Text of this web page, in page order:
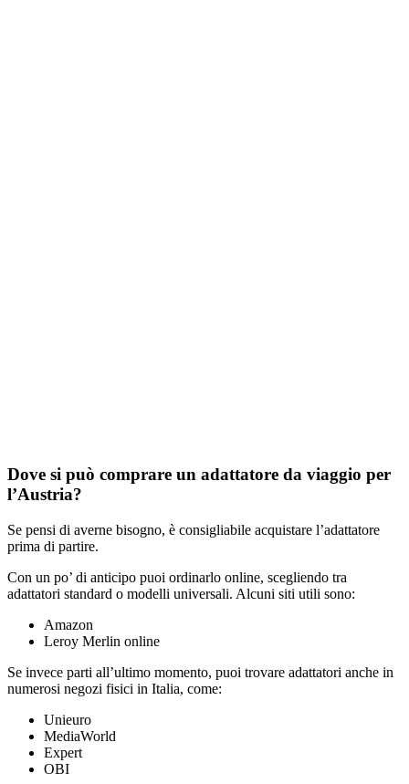
Dove si può comprare un adattatore da viaggio per
l’Austria?
Se pensi di averne bisogno, è consigliabile acquistare l’adattatore
prima di partire.
Con un po’ di anticipo puoi ordinarlo online, scegliendo tra
adattatori standard o modelli universali. Alcuni siti utili sono:
Amazon
Leroy Merlin online
Se invece parti all’ultimo momento, puoi trovare adattatori anche in
numerosi negozi fisici in Italia, come:
Unieuro
MediaWorld
Expert
OBI